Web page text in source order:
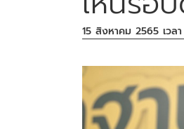
15 สิงหาคม 2565 เวล